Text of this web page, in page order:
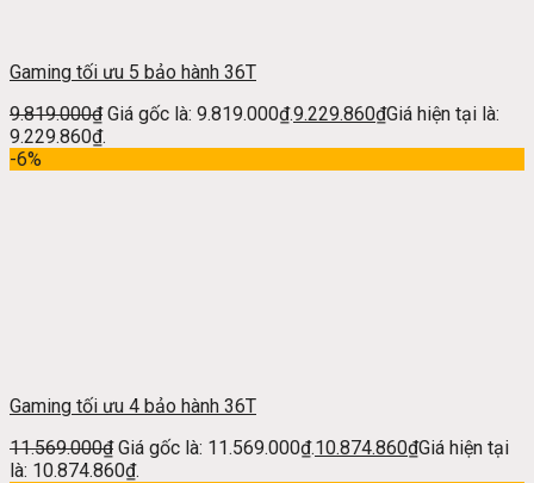
Gaming tối ưu 5 bảo hành 36T
9.819.000₫ Giá gốc là: 9.819.000₫.9.229.860₫Giá hiện tại là:
9.229.860₫.
-6%
Gaming tối ưu 4 bảo hành 36T
11.569.000₫ Giá gốc là: 11.569.000₫.10.874.860₫Giá hiện tại
là: 10.874.860₫.